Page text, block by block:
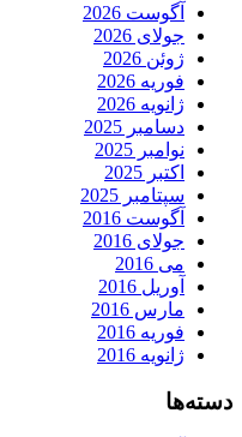
آگوست 2026
جولای 2026
ژوئن 2026
فوریه 2026
ژانویه 2026
دسامبر 2025
نوامبر 2025
اکتبر 2025
سپتامبر 2025
آگوست 2016
جولای 2016
می 2016
آوریل 2016
مارس 2016
فوریه 2016
ژانویه 2016
دسته‌ها